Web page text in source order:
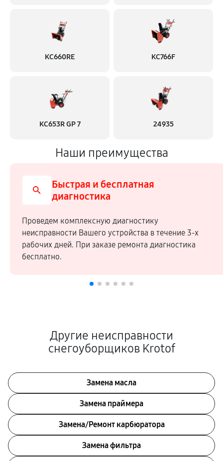
KC660RE KC766F
KC653R GP 7 24935
Наши преимущества
Быстрая и бесплатная
диагностика
Проведем комплексную диагностику
неисправности Вашего устройства в течение 3-х
рабочих дней. При заказе ремонта диагностика
бесплатно.
Другие неисправности
снегоуборщиков Krotof
Замена масла
Замена праймера
Замена/Pемонт карбюратора
Замена фильтра